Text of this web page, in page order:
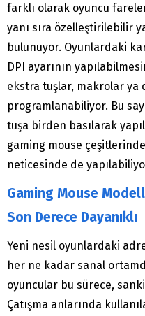
farklı olarak oyuncu
yanı sıra özelleştirilebilir
bulunuyor. Oyunlardaki
DPI ayarının
ekstra tuşlar, makrolar ya
programlanabiliyor. Bu
tuşa birden basılarak
gaming mouse
neticesinde de
Gaming Mouse
Son Derece Dayanıklı
Yeni nesil oyunlardaki
her ne kadar sanal
oyuncular bu sürece,
Çatışma anlarında